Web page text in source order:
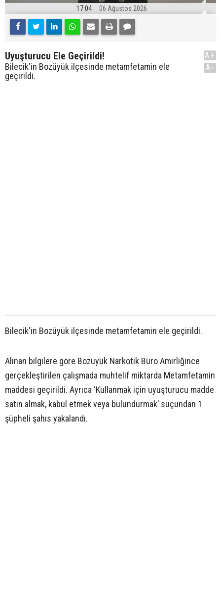
17:04 06 Ağustos 2026
Uyuşturucu Ele Geçirildi!
Bilecik'in Bozüyük ilçesinde metamfetamin ele
geçirildi.
A+
A-
Bilecik'in Bozüyük ilçesinde metamfetamin ele geçirildi.
Alınan bilgilere göre Bozüyük Narkotik Büro Amirliğince
gerçekleştirilen çalışmada muhtelif miktarda Metamfetamin
maddesi geçirildi. Ayrıca ‘Kullanmak için uyuşturucu madde
satın almak, kabul etmek veya bulundurmak’ suçundan 1
şüpheli şahıs yakalandı.